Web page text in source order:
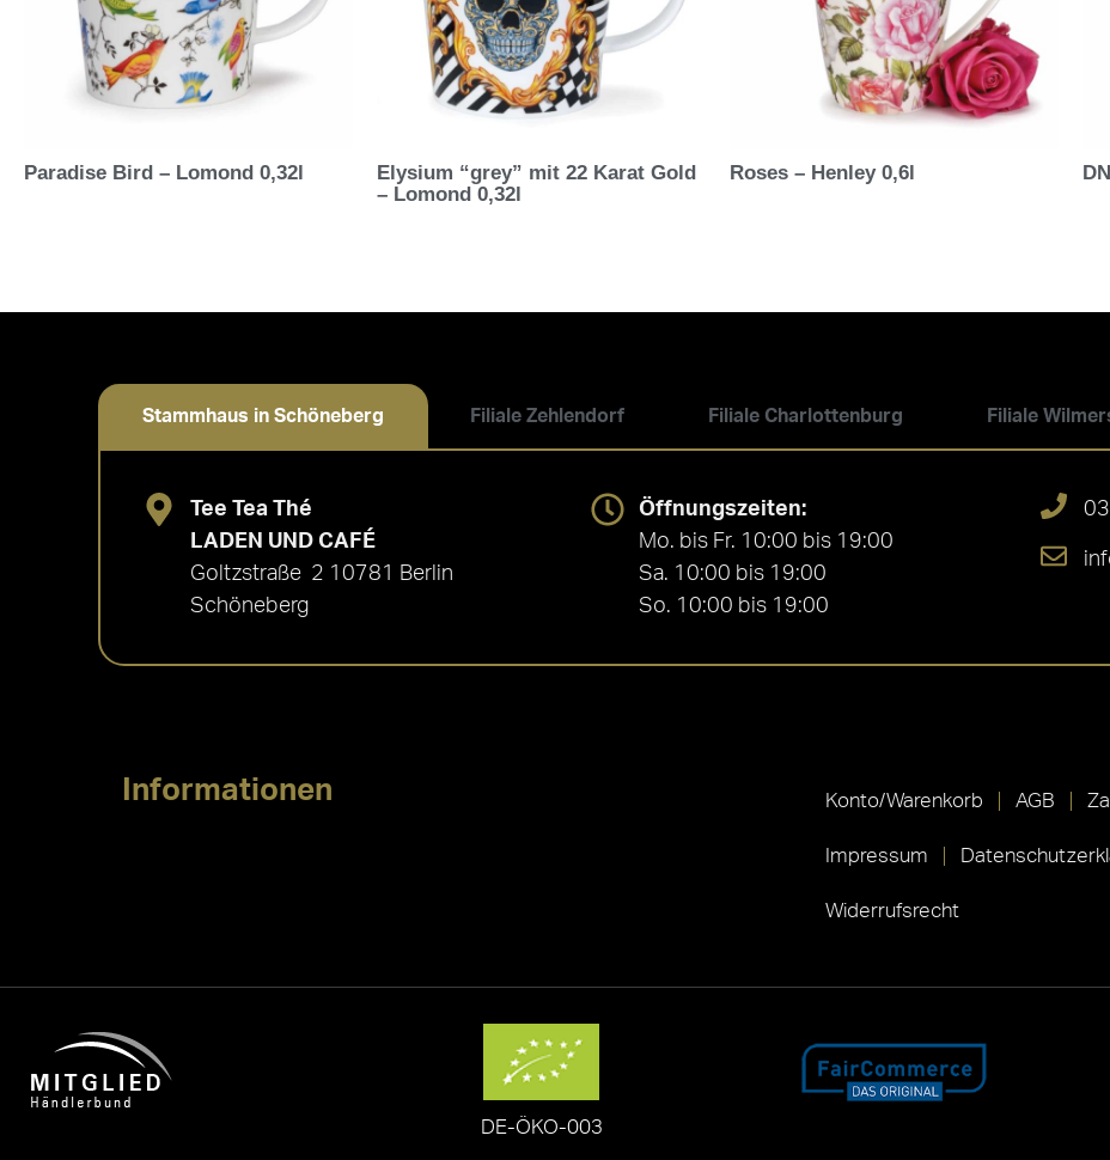
Paradise Bird – Lomond 0,32l
Elysium “grey” mit 22 Karat Gold
– Lomond 0,32l
Roses – Henley 0,6l
Stammhaus in Schöneberg Filiale Zehlendorf Filiale Charlottenburg Filiale
Tee Tea Thé
LADEN UND CAFÉ
Goltzstraße 2 10781 Berlin
Schöneberg
Öffnungszeiten:
Mo. bis Fr. 10:00 bis 19:00
Sa. 10:00 bis 19:00
So. 10:00 bis 19:00
Informationen Konto/Warenkorb AGB
Impressum
Widerrufsrecht
DE-ÖKO-003